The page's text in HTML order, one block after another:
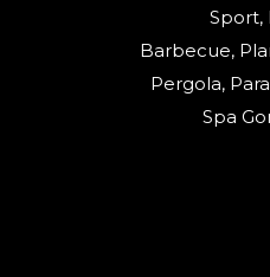
Sport,
Barbecue,
Pergola,
Spa